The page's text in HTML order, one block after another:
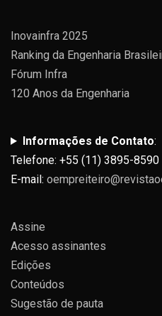
Inovainfra 2025
Ranking da Engenharia
Fórum Infra
120 Anos da Engenharia
Informações de Contato:
Telefone: +55 (11) 3895-8590
E-mail:
Assine
Acesso assinantes
Edições
Conteúdos
Sugestão de pauta